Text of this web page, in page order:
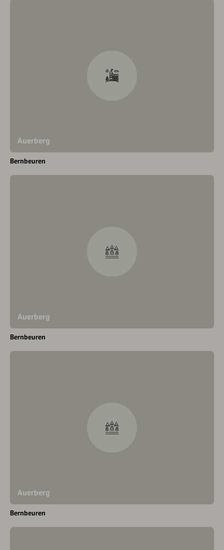
Auerberg
Bernbeuren
Auerberg
Bernbeuren
Auerberg
Bernbeuren